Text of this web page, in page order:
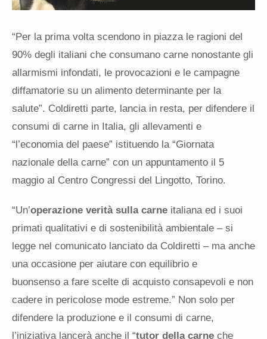
“Per la primavolta scendono in piazza le ragioni del
90% degli italiani che consumano carne nonostante gli
allarmismi infondati, le provocazioni e le campagne
diffamatorie su un alimento determinante per la
salute”. Coldiretti parte, lancia in resta, per difendere il
consumi di carne in Italia, gli allevamenti e
“l’economia del paese” istituendo la “Giornata
nazionale della carne” con un appuntamento il 5
maggio al Centro Congressi del Lingotto, Torino.
“Un’operazione verità sulla carne italiana ed i suoi
primati qualitativi e di sostenibilità ambientale – si
legge nel comunicato lanciato da Coldiretti – maanche
una occasione per aiutare con equilibrio e
buonsenso a fare scelte di acquisto consapevoli e non
cadere in pericolose mode estreme.” Non solo per
difendere la produzione e il consumi di carne,
l’iniziativa lancerà anche il “tutor della carne che